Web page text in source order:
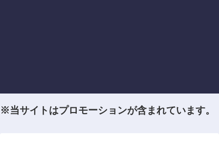
※当サイトはプロモーションが含まれています。